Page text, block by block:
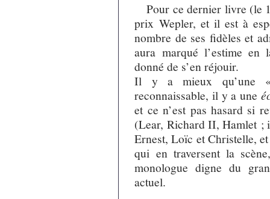
Pour ce dernier livre (le
prix Wepler, et il est à
nombre de ses fidèles et
aura marqué l’estime en
donné de s’en réjouir.
Il y a mieux qu’une
reconnaissable, il y a une
et ce n’est pas hasard si
(Lear, Richard II, Hamlet ;
Ernest, Loïc et Christelle,
qui en traversent la
monologue digne du
actuel.